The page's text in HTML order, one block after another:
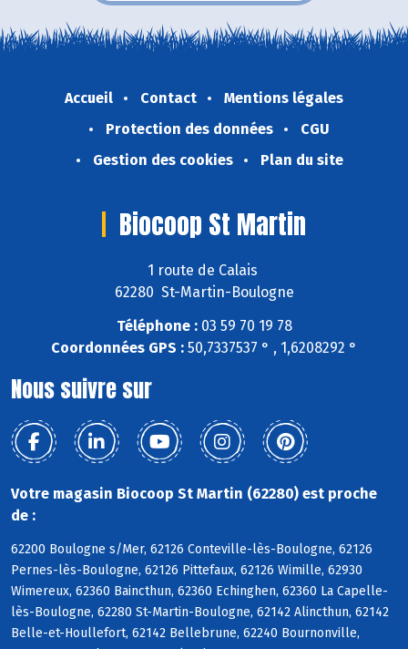
Accueil Contact
Mentions légales
Protection des données
CGU
Gestion des cookies
Plan du site
Biocoop St Martin
1 route de Calais
62280 St-Martin-Boulogne
Téléphone :03 59 70 19 78
Coordonnées GPS : 50,7337537 ° , 1,6208292 °
Nous suivre sur
Votre magasin Biocoop St Martin (62280) est proche
de :
62200 Boulogne s/Mer, 62126 Conteville-lès-Boulogne, 62126
Pernes-lès-Boulogne, 62126 Pittefaux, 62126 Wimille, 62930
Wimereux, 62360 Baincthun, 62360 Echinghen, 62360 La Capelle-
lès-Boulogne, 62280 St-Martin-Boulogne, 62142 Alincthun, 62142
Belle-et-Houllefort, 62142 Bellebrune, 62240 Bournonville,